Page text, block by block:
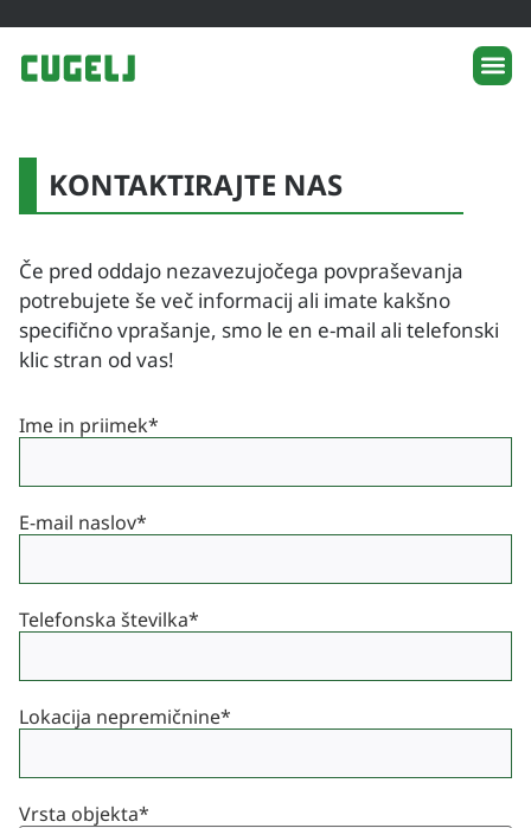
KONTAKTIRAJTE NAS
Če pred oddajo nezavezujočega povpraševanja
potrebujete še več informacij ali imate kakšno
specifično vprašanje, smo le en e-mail ali telefonski
klic stran od vas!
Ime in priimek*
E-mail naslov*
Telefonska številka*
Lokacija nepremičnine*
Vrsta objekta*